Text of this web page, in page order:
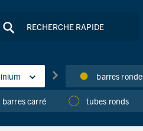
barres
barres carré tubes ronds